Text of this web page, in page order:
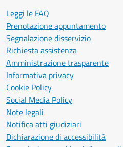
Leggi le FAQ
Prenotazione appuntamento
Segnalazione disservizio
Richiesta assistenza
Amministrazione trasparente
Informativa privacy
Cookie Policy
Social Media Policy
Note legali
Notifica atti giudiziari
Dichiarazione di accessibilità